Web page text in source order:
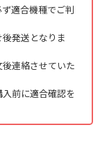
適合機種でご判
発送となりま
連絡させていた
前に適合確認を